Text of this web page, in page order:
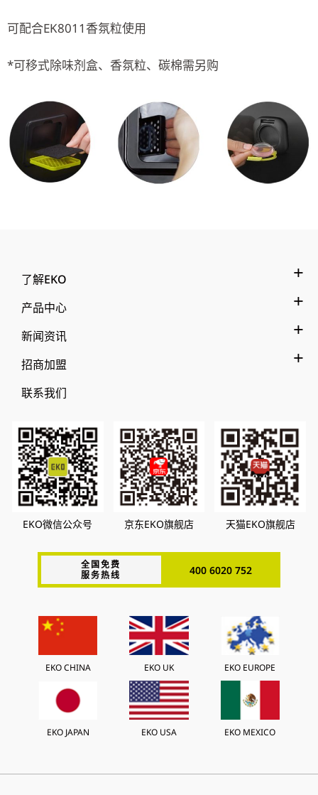
可配合EK8011香氛粒使用
*可移式除味剂盒、香氛粒、碳棉需另购
了解EKO
产品中心
新闻资讯
招商加盟
联系我们
EKO微信公众号 京东EKO旗舰店 天猫EKO旗舰店
全国免费
服务热线
400 6020 752
EKO CHINA EKO UK EKO EUROPE
EKO JAPAN EKO USA EKO MEXICO